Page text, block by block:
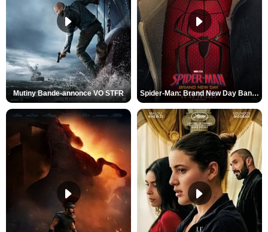
Mutiny Bande-annonce VO STFR Spider-Man: Brand New Day Bande-annonce VO STFR